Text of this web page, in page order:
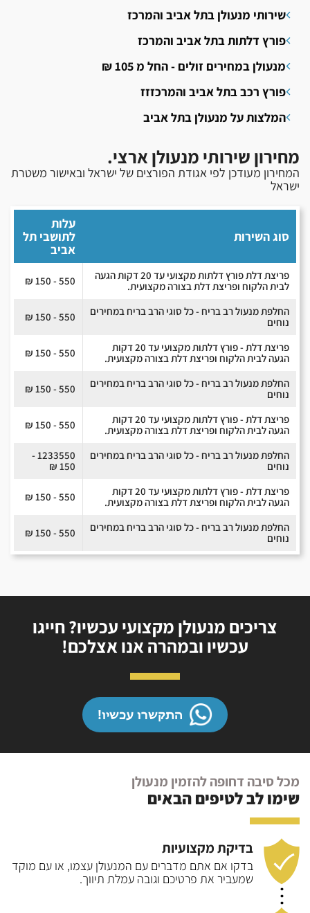
שירותי מנעולן בתל אביב והמרכז
פורץ דלתות בתל אביב והמרכז
מנעולן במחירים זולים - החל מ 105 ₪
פורץ רכב בתל אביב והמרכזזז
המלצות על מנעולן בתל אביב
מחירון שירותי מנעולן ארצי.
המחירון מעודכן לפי אגודת הפורצים של ישראל ובאישור משטרת
ישראל
סוג השירות
עלות
לתושבי תל
אביב
פריצת דלת פורץ דלתות מקצועי עד 20 דקות הגעה
לבית הלקוח ופריצת דלת בצורה מקצועית.
550 - 150 ₪
החלפת מנעול רב בריח - כל סוגי הרב בריח במחירים
נוחים
550 - 150 ₪
פריצת דלת - פורץ דלתות מקצועי עד 20 דקות
הגעה לבית הלקוח ופריצת דלת בצורה מקצועית.
550 - 150 ₪
החלפת מנעול רב בריח - כל סוגי הרב בריח במחירים
נוחים
550 - 150 ₪
פריצת דלת - פורץ דלתות מקצועי עד 20 דקות
הגעה לבית הלקוח ופריצת דלת בצורה מקצועית.
550 - 150 ₪
החלפת מנעול רב בריח - כל סוגי הרב בריח במחירים
נוחים
1233550 -
150 ₪
פריצת דלת - פורץ דלתות מקצועי עד 20 דקות
הגעה לבית הלקוח ופריצת דלת בצורה מקצועית.
550 - 150 ₪
החלפת מנעול רב בריח - כל סוגי הרב בריח במחירים
נוחים
550 - 150 ₪
צריכים מנעולן מקצועי עכשיו? חייגו
עכשיו ובמהרה אנו אצלכם!
התקשרו עכשיו!
מכל סיבה דחופה להזמין מנעולן
שימו לב לטיפים הבאים
בדיקת מקצועיות
בדקו אם אתם מדברים עם המנעולן עצמו, או עם מוקד
שמעביר את פרטיכם וגובה עמלת תיווך.